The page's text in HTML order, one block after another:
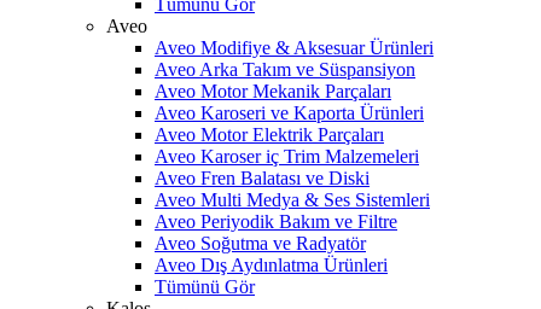
Tümünü Gör
Aveo
Aveo Modifiye & Aksesuar Ürünleri
Aveo Arka Takım ve Süspansiyon
Aveo Motor Mekanik Parçaları
Aveo Karoseri ve Kaporta Ürünleri
Aveo Motor Elektrik Parçaları
Aveo Karoser iç Trim Malzemeleri
Aveo Fren Balatası ve Diski
Aveo Multi Medya & Ses Sistemleri
Aveo Periyodik Bakım ve Filtre
Aveo Soğutma ve Radyatör
Aveo Dış Aydınlatma Ürünleri
Tümünü Gör